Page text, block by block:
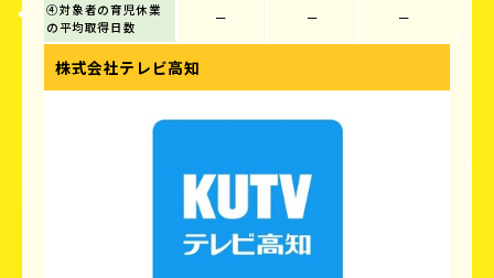
④対象者の育児休業
の平均取得日数
ー ー ー
株式会社テレビ高知